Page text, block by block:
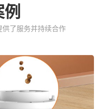
了服务并持续合作